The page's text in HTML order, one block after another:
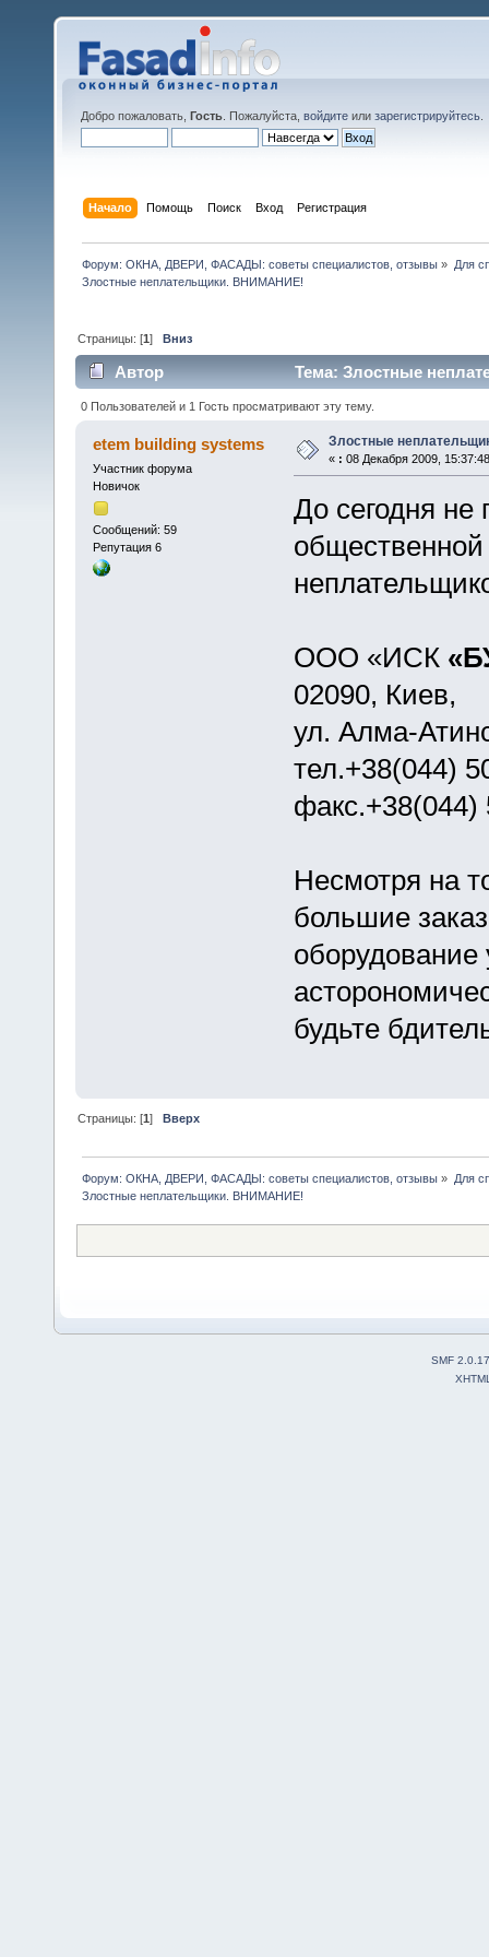
Добро пожаловать, Гость . Пожалуйста, войдите или зарегистрируйтесь
Начало Помощь Поиск Вход Регистрация
Форум: ОКНА, ДВЕРИ, ФАСАДЫ: советы специалистов, отзывы » Для
Злостные неплательщики. ВНИМАНИЕ!
Страницы: [1]Вниз
Автор Тема: Злостные
0 Пользователей и 1 Гость просматривают эту тему.
etem building systems
Участник форума
Новичок
Сообщений: 59
Репутация 6
Злостные
« : 08 Декабря 2009,
До сегодня не
ООО «ИСК
02090, Киев,
ул. Алма-
тел.+38(044)
факс.+38(044)
Несмотря на
большие
будьте
Страницы: [1]Вверх
Форум: ОКНА, ДВЕРИ, ФАСАДЫ: советы специалистов, отзывы » Для
Злостные неплательщики. ВНИМАНИЕ!
SMF 2.0.17